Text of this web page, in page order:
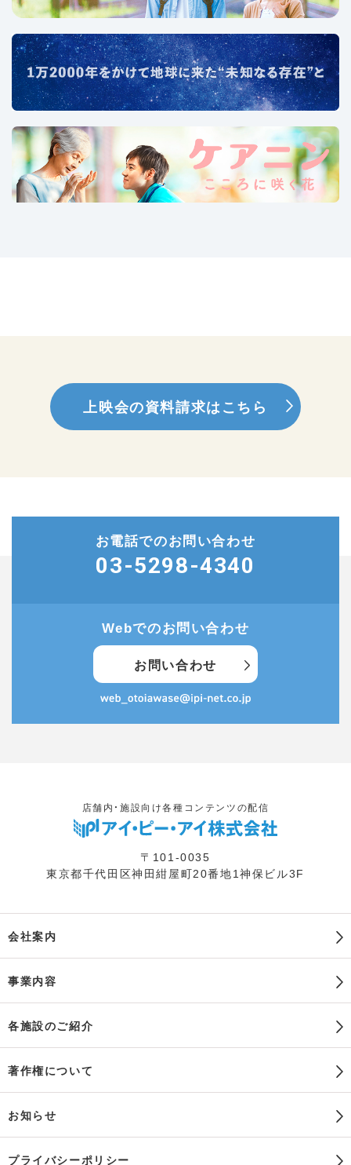
上映会の資料請求はこちら
お電話でのお問い合わせ
03-5298-4340
Webでのお問い合わせ
お問い合わせ
店舗内・施設向け各種コンテンツの配信
〒101-0035
東京都千代田区神田紺屋町20番地1神保ビル3F
会社案内
事業内容
各施設のご紹介
著作権について
お知らせ
プライバシーポリシー